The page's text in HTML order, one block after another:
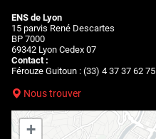
ENS de Lyon
15 parvis René Descartes
BP 7000
69342 Lyon Cedex 07
Contact :
Férouze Guitoun : (33) 4 37 37 62 75
Nous trouver
+